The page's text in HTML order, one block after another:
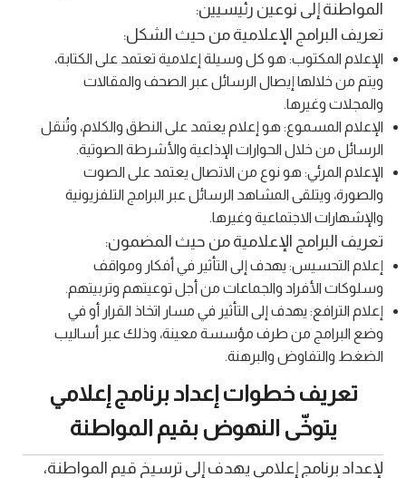
المواطنة إلى نوعين رئيسيين:
تعريف البرامج الإعلامية من حيث الشكل:
الإعلام المكتوب: هو كل وسيلة إعلامية تعتمد على الكتابة،
ويتم من خلالها إيصال الرسائل عبر الصحف والمقالات
والمجلات وغيرها.
الإعلام المسموع: هو إعلام يعتمد على النطق والكلام، وتُنقل
الرسائل من خلال الحوارات الإذاعية والأشرطة الصوتية.
الإعلام المرئي: هو نوع من الاتصال يعتمد على الصوت
والصورة، ويتلقى المشاهد الرسائل عبر البرامج التلفزيونية
والإشهارات الاجتماعية وغيرها.
تعريف البرامج الإعلامية من حيث المضمون:
إعلام التحسيس: يهدف إلى التأثير في أفكار ومواقف
وسلوكات الأفراد والجماعات من أجل توعيتهم وتربيتهم.
إعلام الترافع: يهدف إلى التأثير في مسار اتخاذ القرار أو في
وضع البرامج من طرف مؤسسة معينة، وذلك عبر أساليب
الضغط والتفاوض والبرهنة.
تعريف خطوات إعداد برنامج إعلامي
يتوخّى النهوض بقيم المواطنة
لإعداد برنامج إعلامي يهدف إلى ترسيخ قيم المواطنة،